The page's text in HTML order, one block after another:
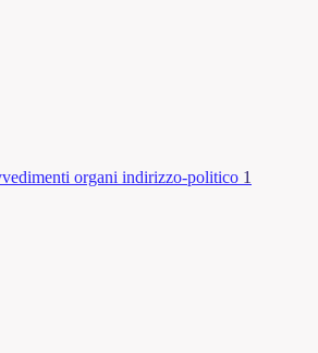
organi indirizzo-politico 1